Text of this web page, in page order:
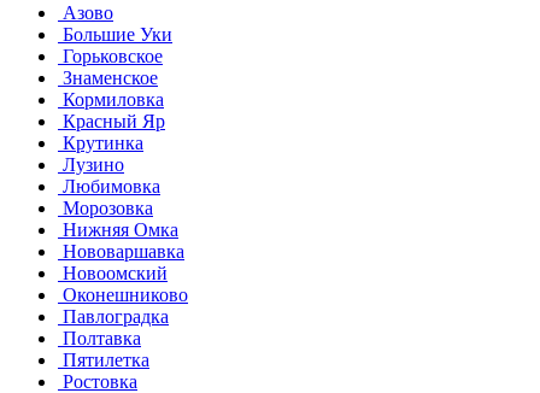
Азово
Большие Уки
Горьковское
Знаменское
Кормиловка
Красный Яр
Крутинка
Лузино
Любимовка
Морозовка
Нижняя Омка
Нововаршавка
Новоомский
Оконешниково
Павлоградка
Полтавка
Пятилетка
Ростовка